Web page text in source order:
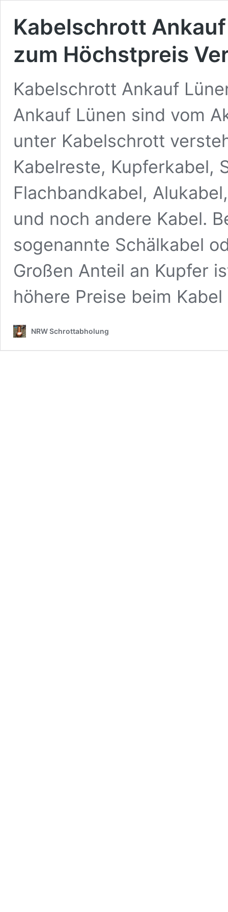
Kabelschrott
zum Höchstpreis
Kabelschrott Ankauf
Ankauf Lünen sind vom
unter Kabelschrott
Kabelreste, Kupferkabel,
Flachbandkabel,
und noch andere Kabel.
sogenannte Schälkabel
Großen Anteil an Kupfer
höhere Preise beim
NRW Schrottabholung